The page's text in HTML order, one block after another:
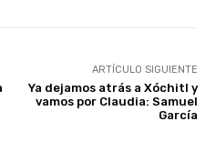
ARTÍCULO SIGUIENTE
Ya dejamos atrás a Xóchitl y
vamos por Claudia: Samuel
García